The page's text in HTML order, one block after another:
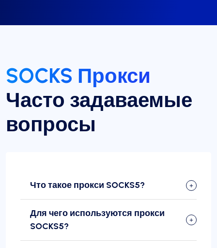
SOCKS Прокси
Часто задаваемые
вопросы
Что такое прокси SOCKS5?
Для чего используются прокси
SOCKS5?